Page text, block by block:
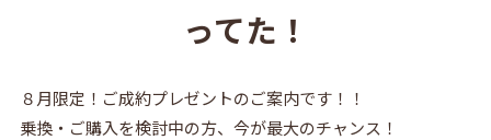
ってた！
８月限定！ご成約プレゼントのご案内です！！
乗換・ご購入を検討中の方、今が最大のチャンス！